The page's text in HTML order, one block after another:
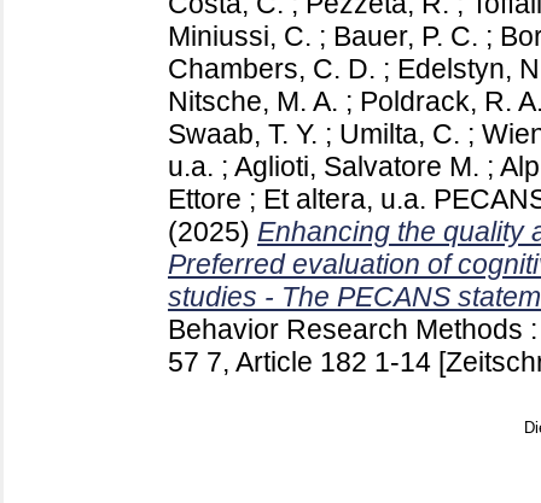
Miniussi, C. ; Bauer, P. C. ;
Chambers, C. D. ; Edelstyn,
Nitsche, M. A. ; Poldrack, R.
Swaab, T. Y. ; Umilta, C. ;
u.a. ; Aglioti, Salvatore M. ;
Ettore ; Et altera, u.a.
(2025) Enhancing the quality
Preferred evaluation of
studies - The PECANS
Behavior Research Methods
57 7, Article 182 1-14